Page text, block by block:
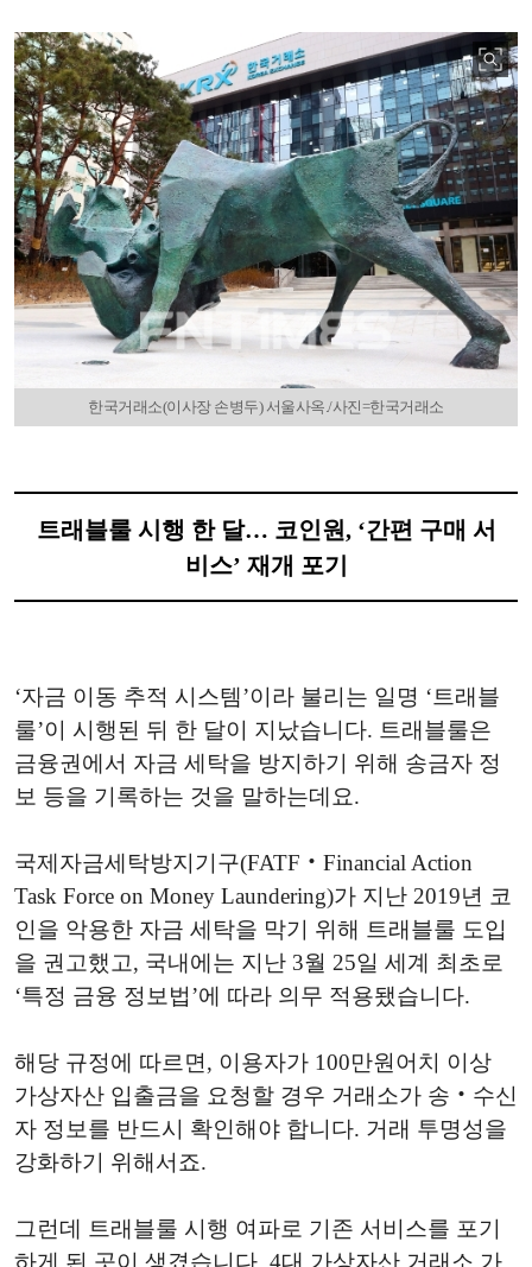
한국거래소(이사장 손병두) 서울사옥./사진=한국거래소
트래블룰 시행 한 달… 코인원, ‘간편 구매 서
비스’ 재개 포기
‘자금 이동 추적 시스템’이라 불리는 일명 ‘트래블
룰’이 시행된 뒤 한 달이 지났습니다. 트래블룰은
금융권에서 자금 세탁을 방지하기 위해 송금자 정
보 등을 기록하는 것을 말하는데요.
국제자금세탁방지기구(FATF‧Financial Action
Task Force on Money Laundering)가 지난 2019년 코
인을 악용한 자금 세탁을 막기 위해 트래블룰 도입
을 권고했고, 국내에는 지난 3월 25일 세계 최초로
‘특정 금융 정보법’에 따라 의무 적용됐습니다.
해당 규정에 따르면, 이용자가 100만원어치 이상
가상자산 입출금을 요청할 경우 거래소가 송‧수신
자 정보를 반드시 확인해야 합니다. 거래 투명성을
강화하기 위해서죠.
그런데 트래블룰 시행 여파로 기존 서비스를 포기
하게 된 곳이 생겼습니다. 4대 가상자산 거래소 가